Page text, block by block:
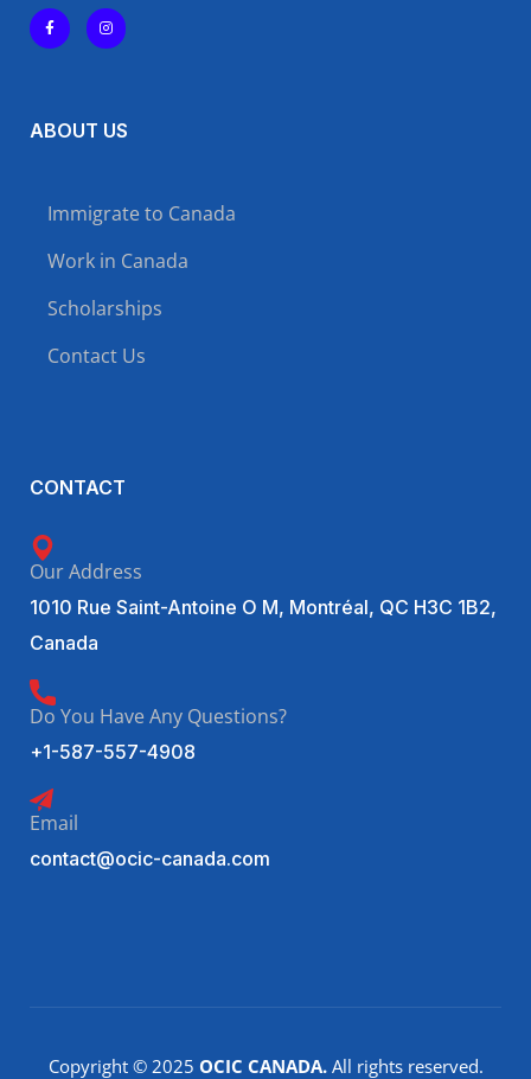
ABOUT US
Immigrate to Canada
Work in Canada
Scholarships
Contact Us
CONTACT
Our Address
1010 Rue Saint-Antoine O M, Montréal, QC H3C 1B2,
Canada
Do You Have Any Questions?
+1-587-557-4908
Email
contact@ocic-canada.com
Copyright © 2025 OCIC CANADA.All rights reserved.